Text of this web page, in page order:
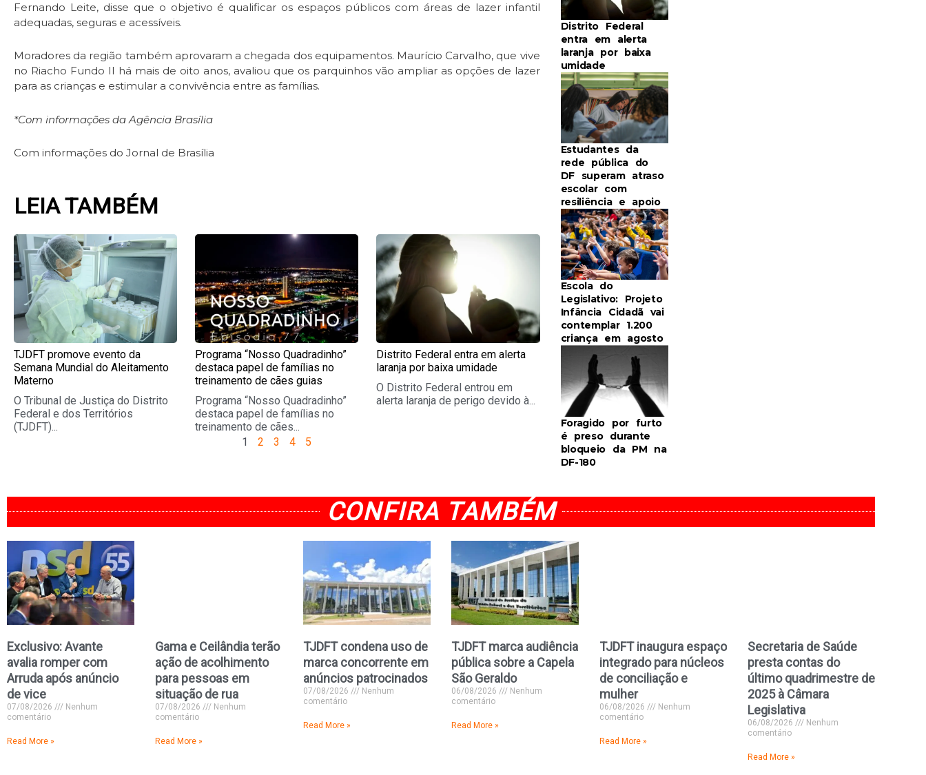
Fernando Leite, disse que o objetivo é qualificar os espaços públicos com áreas de lazer infantil
adequadas, seguras e acessíveis.
Moradores da região também aprovaram a chegada dos equipamentos. Maurício Carvalho, que vive
no Riacho Fundo II há mais de oito anos, avaliou que os parquinhos vão ampliar as opções de lazer
para as crianças e estimular a convivência entre as famílias.
*Com informações da Agência Brasília
Com informações do Jornal de Brasília
LEIA TAMBÉM
TJDFT promove evento da
Semana Mundial do Aleitamento
Materno
O Tribunal de Justiça do Distrito
Federal e dos Territórios
(TJDFT)...
Programa “Nosso Quadradinho”
destaca papel de famílias no
treinamento de cães guias
Programa “Nosso Quadradinho”
destaca papel de famílias no
treinamento de cães...
Distrito Federal entra em alerta
laranja por baixa umidade
O Distrito Federal entrou em
alerta laranja de perigo devido à...
1 2
Page
3
Page
4 5
Distrito Federal
entra em alerta
laranja por baixa
umidade
Estudantes da
rede pública do
DF superam atraso
escolar com
resiliência e apoio
Escola do
Legislativo: Projeto
Infância Cidadã vai
contemplar 1.200
criança em agosto
Foragido por furto
é preso durante
bloqueio da PM na
DF-180
CONFIRA TAMBÉM
Exclusivo: Avante
avalia romper com
Arruda após anúncio
de vice
07/08/2026
Nenhum
comentário
Read More »
Gama e Ceilândia terão
ação de acolhimento
para pessoas em
situação de rua
07/08/2026
Nenhum
comentário
Read More »
TJDFT condena uso de
marca concorrente em
anúncios patrocinados
07/08/2026
Nenhum
comentário
Read More »
TJDFT marca audiência
pública sobre a Capela
São Geraldo
06/08/2026
Nenhum
comentário
Read More »
TJDFT inaugura espaço
integrado para núcleos
de conciliação e
mulher
06/08/2026
Nenhum
comentário
Read More »
Secretaria de Saúde
presta contas do
último quadrimestre de
2025 à Câmara
Legislativa
06/08/2026
Nenhum
comentário
Read More »